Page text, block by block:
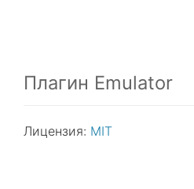
Плагин Emulator
Лицензия: MIT